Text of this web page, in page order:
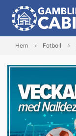
Hem Fotboll